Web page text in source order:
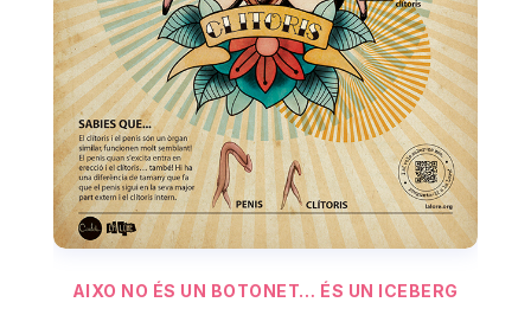
AIXO NO ÉS UN BOTONET… ÉS UN ICEBERG